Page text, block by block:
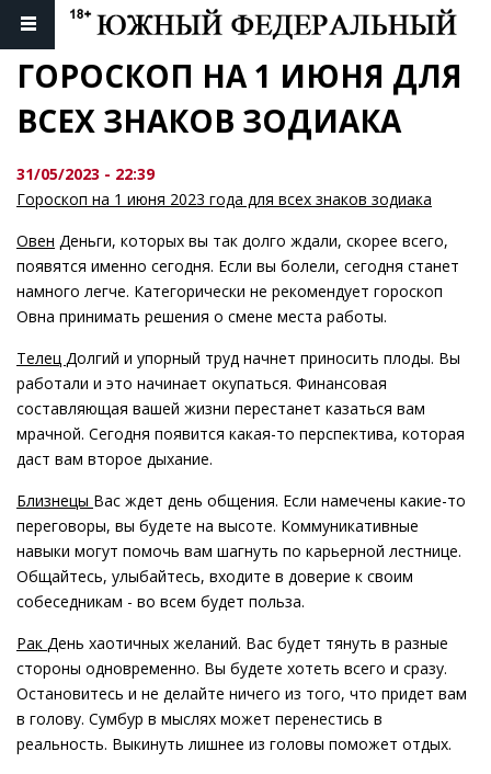
ГОРОСКОП НА 1 ИЮНЯ ДЛЯ
ВСЕХ ЗНАКОВ ЗОДИАКА
31/05/2023 - 22:39
Гороскоп на 1 июня 2023 года для всех знаков зодиака
Овен Деньги, которых вы так долго ждали, скорее всего,
появятся именно сегодня. Если вы болели, сегодня станет
намного легче. Категорически не рекомендует гороскоп
Овна принимать решения о смене места работы.
Телец Долгий и упорный труд начнет приносить плоды. Вы
работали и это начинает окупаться. Финансовая
составляющая вашей жизни перестанет казаться вам
мрачной. Сегодня появится какая-то перспектива, которая
даст вам второе дыхание.
Близнецы Вас ждет день общения. Если намечены какие-то
переговоры, вы будете на высоте. Коммуникативные
навыки могут помочь вам шагнуть по карьерной лестнице.
Общайтесь, улыбайтесь, входите в доверие к своим
собеседникам - во всем будет польза.
Рак День хаотичных желаний. Вас будет тянуть в разные
стороны одновременно. Вы будете хотеть всего и сразу.
Остановитесь и не делайте ничего из того, что придет вам
в голову. Сумбур в мыслях может перенестись в
реальность. Выкинуть лишнее из головы поможет отдых.